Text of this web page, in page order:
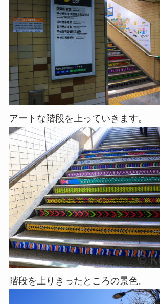
アートな階段を上っていきます。
階段を上りきったところの景色。